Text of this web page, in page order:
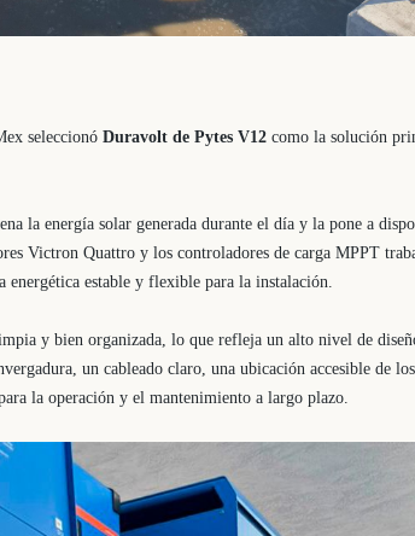
seleccionó Duravolt de Pytes V12 como la solución
la energía solar generada durante el día y la pone a
Victron Quattro y los controladores de carga MPPT
estable y flexible para la instalación.
y bien organizada, lo que refleja un alto nivel de
un cableado claro, una ubicación accesible de
la operación y el mantenimiento a largo plazo.